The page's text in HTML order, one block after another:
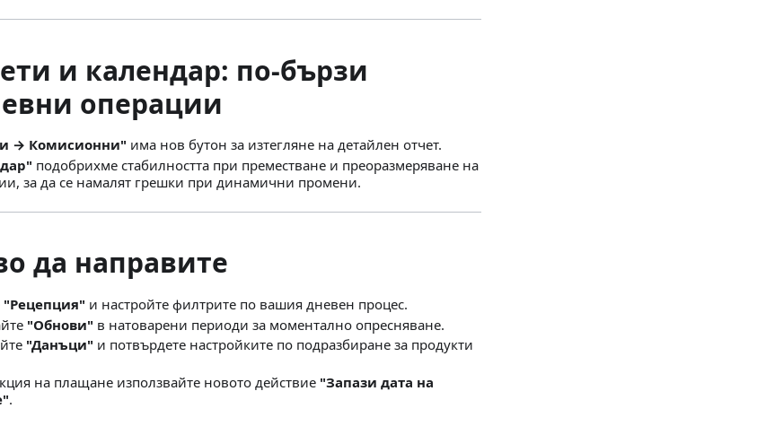
и календар: по-бързи
операции
→ Комисионни" има нов бутон за изтегляне на детайлен отчет.
подобрихме стабилността при преместване и преоразмеряване на
за да се намалят грешки при динамични промени.
да направите
"Рецепция" и настройте филтрите по вашия дневен процес.
"Обнови" в натоварени периоди за моментално опресняване.
"Данъци" и потвърдете настройките по подразбиране за продукти
на плащане използвайте новото действие "Запази дата на
.